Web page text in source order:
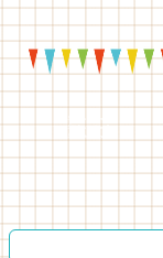
Ateliers maternelle